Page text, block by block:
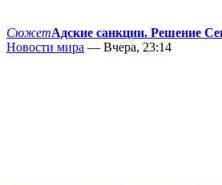
СюжетАдские санкции. Решение
Новости мира — Вчера, 23:14